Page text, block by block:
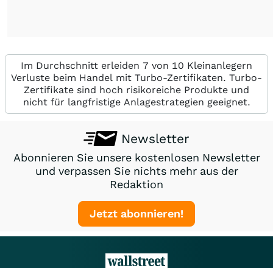
Im Durchschnitt erleiden 7 von 10 Kleinanlegern
Verluste beim Handel mit Turbo-Zertifikaten. Turbo-
Zertifikate sind hoch risikoreiche Produkte und
nicht für langfristige Anlagestrategien geeignet.
Newsletter
Abonnieren Sie unsere kostenlosen Newsletter
und verpassen Sie nichts mehr aus der
Redaktion
Jetzt abonnieren!